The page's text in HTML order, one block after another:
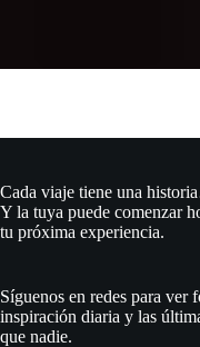
Cada viaje tiene una
Y la tuya puede comenzar
tu próxima experiencia.
Síguenos en redes para ver
inspiración diaria y las
que nadie.